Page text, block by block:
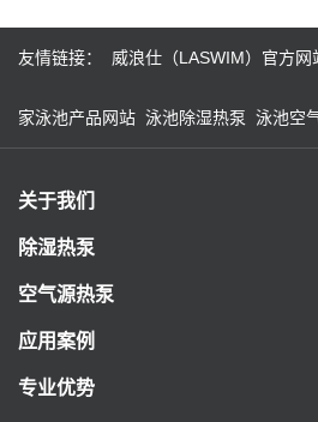
友情链接： 威浪仕（LASWIM）官方网
家泳池产品网站 泳池除湿热泵 泳池空
关于我们
除湿热泵
空气源热泵
应用案例
专业优势